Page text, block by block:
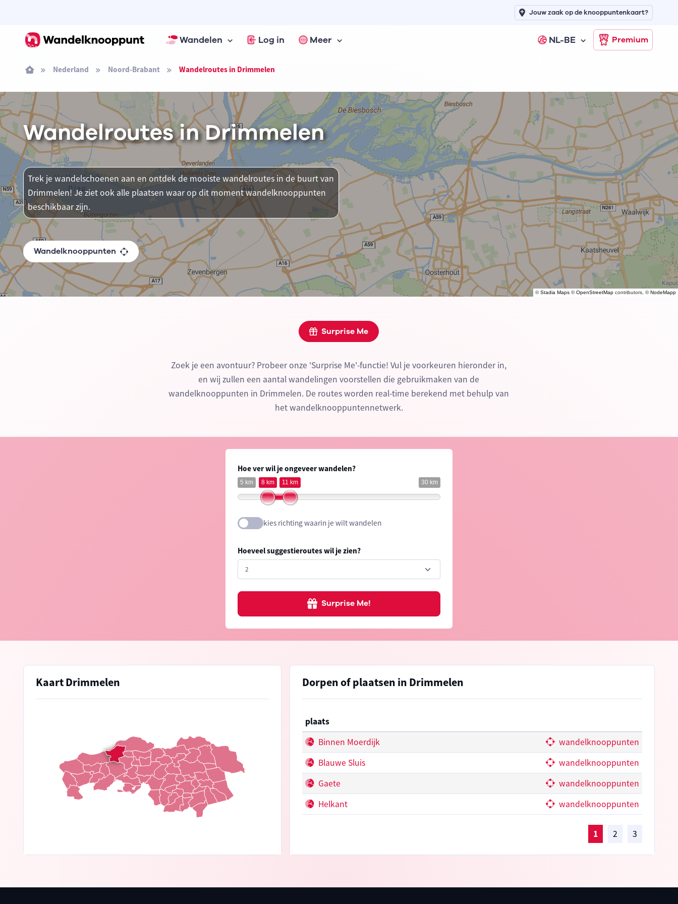
Wandelen Log in Meer NL-BE Premium
Jouw zaak op de knooppuntenkaart?
Nederland Noord-Brabant Wandelroutes in Drimmelen
©Stadia Maps ©OpenStreetMap contributors, ©NodeMapp
Wandelroutes in Drimmelen
Trek je wandelschoenen aan en ontdek de mooiste wandelroutes in de buurt van
Drimmelen! Je ziet ook alle plaatsen waar op dit moment wandelknooppunten
beschikbaar zijn.
Wandelknooppunten
Surprise Me
Zoek je een avontuur? Probeer onze 'Surprise Me'-functie! Vul je voorkeuren hieronder in,
en wij zullen een aantal wandelingen voorstellen die gebruikmaken van de
wandelknooppunten in Drimmelen. De routes worden real-time berekend met behulp van
het wandelknooppuntennetwerk.
Hoe ver wil je ongeveer wandelen?
5 km 30 km
8 km 11 km
kies richting waarin je wilt wandelen
Hoeveel suggestieroutes wil je zien?
Surprise Me!
Kaart Drimmelen Dorpen of plaatsen in Drimmelen
plaats
Binnen Moerdijk
wandelknooppunten
Blauwe Sluis
wandelknooppunten
Gaete
wandelknooppunten
Helkant
wandelknooppunten
1 2 3